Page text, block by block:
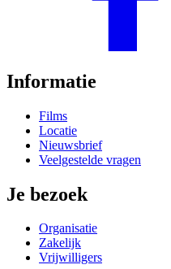
Informatie
Films
Locatie
Nieuwsbrief
Veelgestelde vragen
Je bezoek
Organisatie
Zakelijk
Vrijwilligers